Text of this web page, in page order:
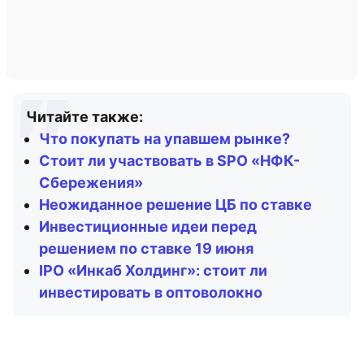
Читайте также:
Что покупать на упавшем рынке?
Стоит ли участвовать в SPO «НФК-
Сбережения»
Неожиданное решение ЦБ по ставке
Инвестиционные идеи перед
решением по ставке 19 июня
IPO «Инкаб Холдинг»: стоит ли
инвестировать в оптоволокно